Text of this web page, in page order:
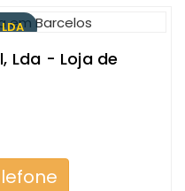
Lda - Loja de